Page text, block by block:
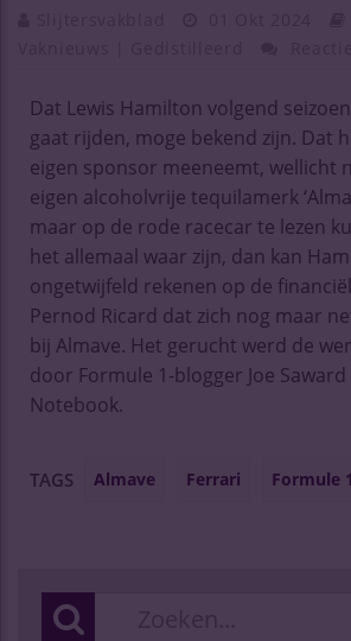
Dat Lewis Hamilton volgend
gaat rijden, moge bekend zijn. Dat
eigen sponsor meeneemt, wellicht
eigen alcoholvrije tequilamerk
maar op de rode racecar te lezen
het allemaal waar zijn, dan kan
ongetwijfeld rekenen op de
Pernod Ricard dat zich nog maar
bij Almave. Het gerucht werd de
door Formule 1-blogger Joe
Notebook.
TAGS Almave Ferrari Formule 1